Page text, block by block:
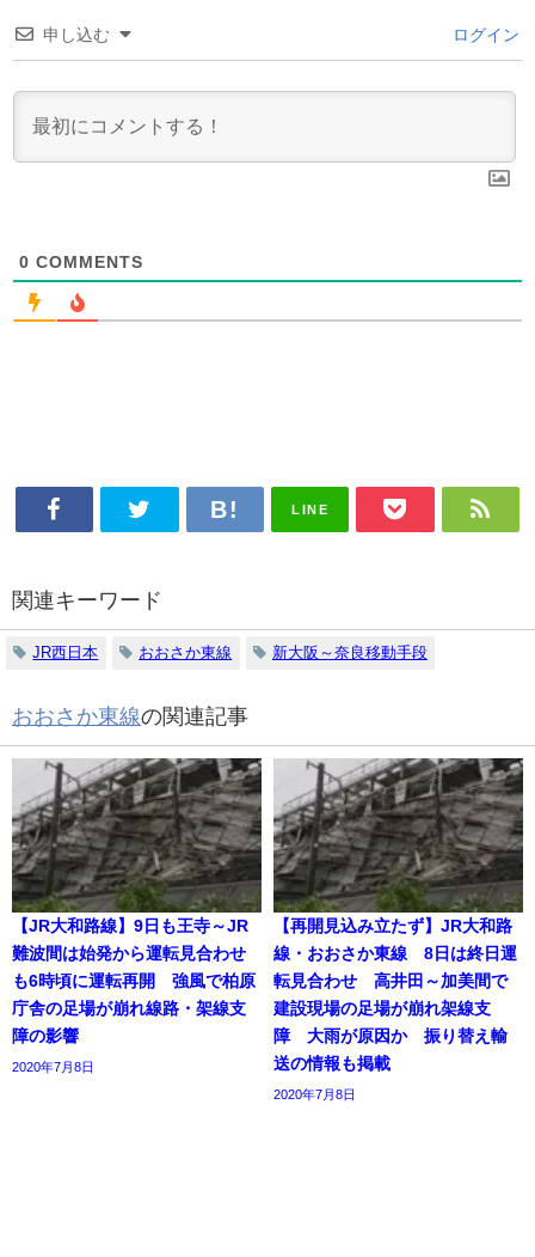
申し込む ログイン
0 COMMENTS
LINE
関連キーワード
JR西日本 おおさか東線 新大阪～奈良移動手段
おおさか東線の関連記事
【JR大和路線】9日も王寺～JR
難波間は始発から運転見合わせ
も6時頃に運転再開 強風で柏原
庁舎の足場が崩れ線路・架線支
障の影響
2020年7月8日
【再開見込み立たず】JR大和路
線・おおさか東線 8日は終日運
転見合わせ 高井田～加美間で
建設現場の足場が崩れ架線支
障 大雨が原因か 振り替え輸
送の情報も掲載
2020年7月8日